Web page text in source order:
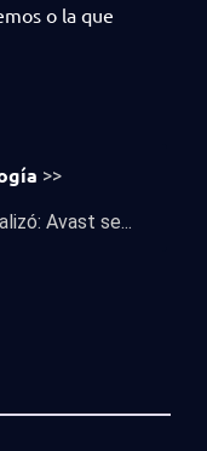
o la que
>>
Avast se...